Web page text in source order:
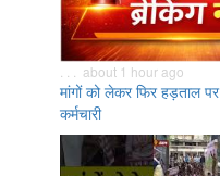
. . . about 1 hour ago
मांगों को लेकर फिर हड़ताल पर
कर्मचारी